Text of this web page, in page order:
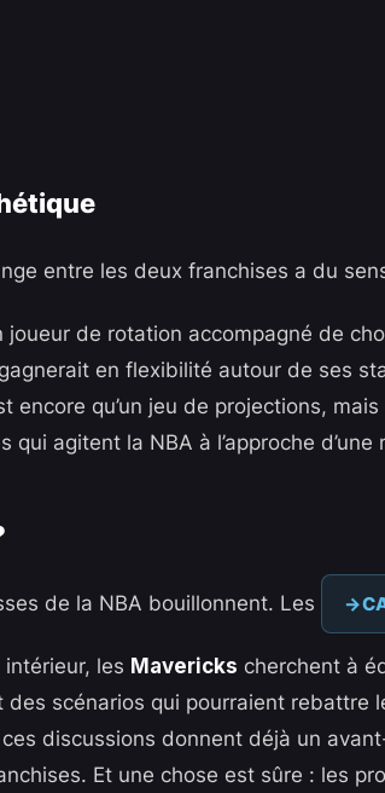
entre les deux franchises a du
joueur de rotation accompagné de
en flexibilité autour de ses
encore qu’un jeu de projections,
qui agitent la NBA à l’approche d’une
de la NBA bouillonnent. Les
les Mavericks cherchent à
scénarios qui pourraient rebattre
discussions donnent déjà un
Et une chose est sûre : les